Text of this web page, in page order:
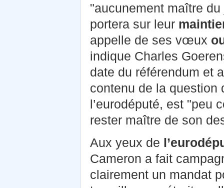
"aucunement maître
portera sur leur
appelle de ses vœux
indique Charles
date du référendum et
contenu de la question
l’eurodéputé, est "peu
rester maître de son
Aux yeux de
Cameron a fait
clairement un mandat